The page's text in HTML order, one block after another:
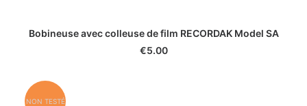
Bobineuse avec colleuse de film RECORDAK Model SA
€5.00
NON TESTÉ